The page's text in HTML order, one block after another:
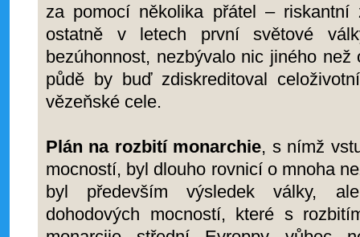
za pomocí několika přátel – riskantní
ostatně v letech první světové
bezúhonnost, nezbývalo nic jiného
půdě by buď zdiskreditoval
vězeňské cele.
Plán na rozbití monarchie, s nímž
mocností, byl dlouho rovnicí o mnoha
byl především výsledek války,
dohodových mocností, které s